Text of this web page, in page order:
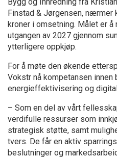
Finstad & Jørgensen, nærmer
kroner i omsetning. Målet er å
utgangen av 2027 gjennom
ytterligere oppkjøp.
For å møte den økende
Vokstr nå kompetansen
energieffektivisering og
– Som en del av vårt
verdifulle ressurser som
strategisk støtte, samt
tvers. De får en aktiv
beslutninger og